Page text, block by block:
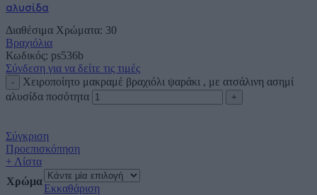
αλυσίδα
Διαθέσιμα Χρώματα: 30
Βραχιόλια
Κωδικός: ps536b
Σύνδεση για να δείτε τις τιμές
Χειροποίητο μακραμέ βραχιόλι ψαράκι , με ατσάλινη ασημί
αλυσίδα ποσότητα
Σύγκριση
Προεπισκόπηση
+ Λίστα
Χρώμα
Εκκαθάριση